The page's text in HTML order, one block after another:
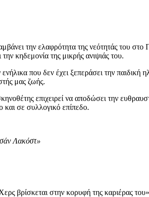
την ελαφρότητα της νεότητάς του
κηδεμονία της μικρής ανιψιάς του.
που δεν έχει ξεπεράσει την παιδική
μας ζωής.
επιχειρεί να αποδώσει την
σε συλλογικό επίπεδο.
Λακόστ»
βρίσκεται στην κορυφή της καριέρας του»